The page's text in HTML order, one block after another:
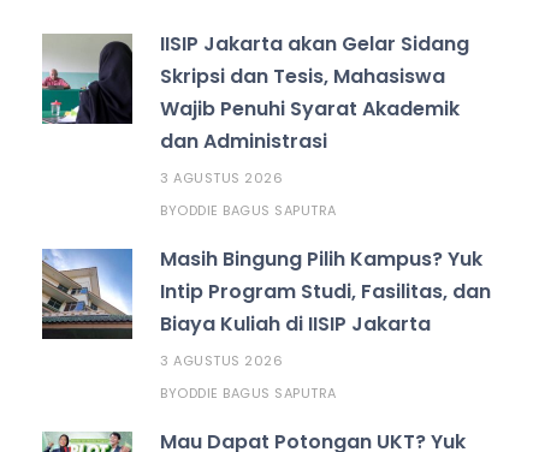
IISIP Jakarta akan Gelar Sidang
Skripsi dan Tesis, Mahasiswa
Wajib Penuhi Syarat Akademik
dan Administrasi
3 AGUSTUS 2026
BYODDIE BAGUS SAPUTRA
Masih Bingung Pilih Kampus? Yuk
Intip Program Studi, Fasilitas, dan
Biaya Kuliah di IISIP Jakarta
3 AGUSTUS 2026
BYODDIE BAGUS SAPUTRA
Mau Dapat Potongan UKT? Yuk